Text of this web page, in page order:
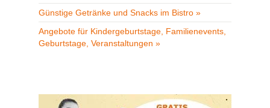
Günstige Getränke und Snacks im Bistro »
Angebote für Kindergeburtstage, Familienevents,
Geburtstage, Veranstaltungen »